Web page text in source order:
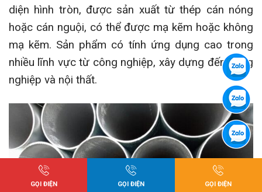
diện hình tròn, được sản xuất từ thép cán nóng
hoặc cán nguội, có thể được mạ kẽm hoặc không
mạ kẽm. Sản phẩm có tính ứng dụng cao trong
nhiều lĩnh vực từ công nghiệp, xây dựng đến nông
nghiệp và nội thất.
GỌI ĐIỆN GỌI ĐIỆN GỌI ĐIỆN